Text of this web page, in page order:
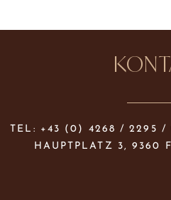
TEL: +43 (0) 4268 / 2295 /
HAUPTPLATZ 3, 9360